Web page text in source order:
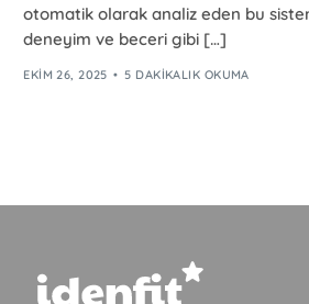
otomatik olarak analiz eden bu
deneyim ve beceri gibi […]
EKIM 26, 2025 5 DAKIKALIK OKUMA